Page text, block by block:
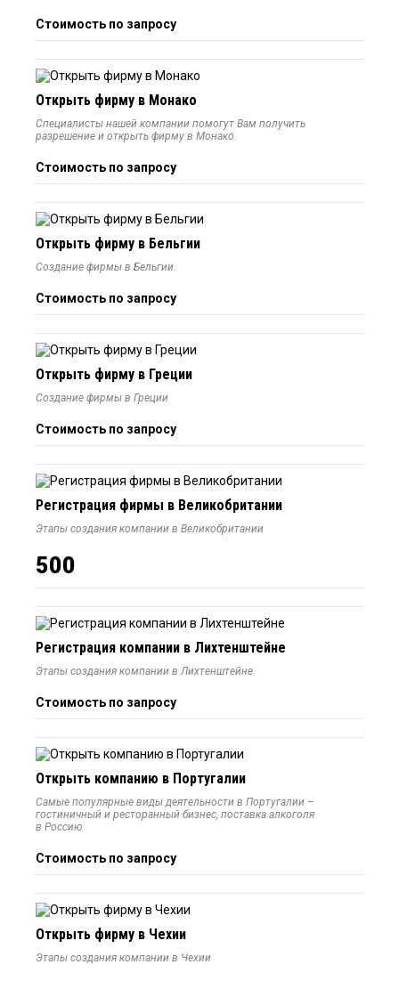
Стоимость по запросу
Открыть фирму в Монако
Специалисты нашей компании помогут Вам получить
разрешение и открыть фирму в Монако.
Стоимость по запросу
Открыть фирму в Бельгии
Создание фирмы в Бельгии.
Стоимость по запросу
Открыть фирму в Греции
Создание фирмы в Греции
Стоимость по запросу
Регистрация фирмы в Великобритании
Этапы создания компании в Великобритании
500
Регистрация компании в Лихтенштейне
Этапы создания компании в Лихтенштейне
Стоимость по запросу
Открыть компанию в Португалии
Самые популярные виды деятельности в Португалии –
гостиничный и ресторанный бизнес, поставка алкоголя
в Россию
Стоимость по запросу
Открыть фирму в Чехии
Этапы создания компании в Чехии